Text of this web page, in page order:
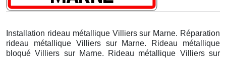
Installation rideau métallique Villiers sur Marne. Réparation
rideau métallique Villiers sur Marne. Rideau métallique
bloqué Villiers sur Marne. Rideau métallique Villiers sur